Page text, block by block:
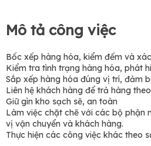
Mô tả công việc
Bốc xếp hàng hóa, kiểm đếm và
Kiểm tra tình trạng hàng hóa, phát
Sắp xếp hàng hóa đúng vị trí, đảm
Liên hệ khách hàng để trả hàng
Giữ gìn kho sạch sẽ, an toàn
Làm việc chặt chẽ với các bộ phận
vị vận chuyển và khách hàng.
Thực hiện các công việc khác theo